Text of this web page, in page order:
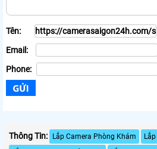
Tên:
Email:
Phone:
Thông Tin: Lắp Camera Phòng Khám